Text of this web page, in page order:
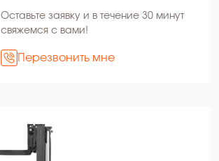
Оставьте заявку и в течение 30 минут
свяжемся с вами!
Перезвонить мне